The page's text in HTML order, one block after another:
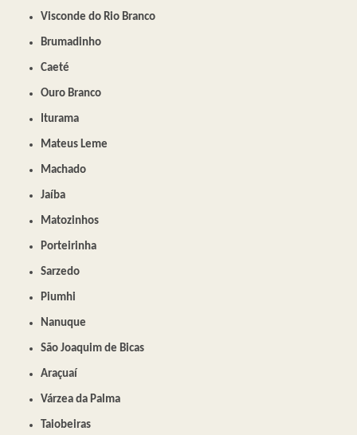
Visconde do Rio Branco
Brumadinho
Caeté
Ouro Branco
Iturama
Mateus Leme
Machado
Jaíba
Matozinhos
Porteirinha
Sarzedo
Piumhi
Nanuque
São Joaquim de Bicas
Araçuaí
Várzea da Palma
Taiobeiras